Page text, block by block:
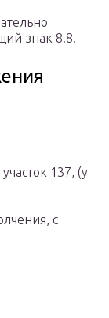
знак 8.8.
137, (у
с